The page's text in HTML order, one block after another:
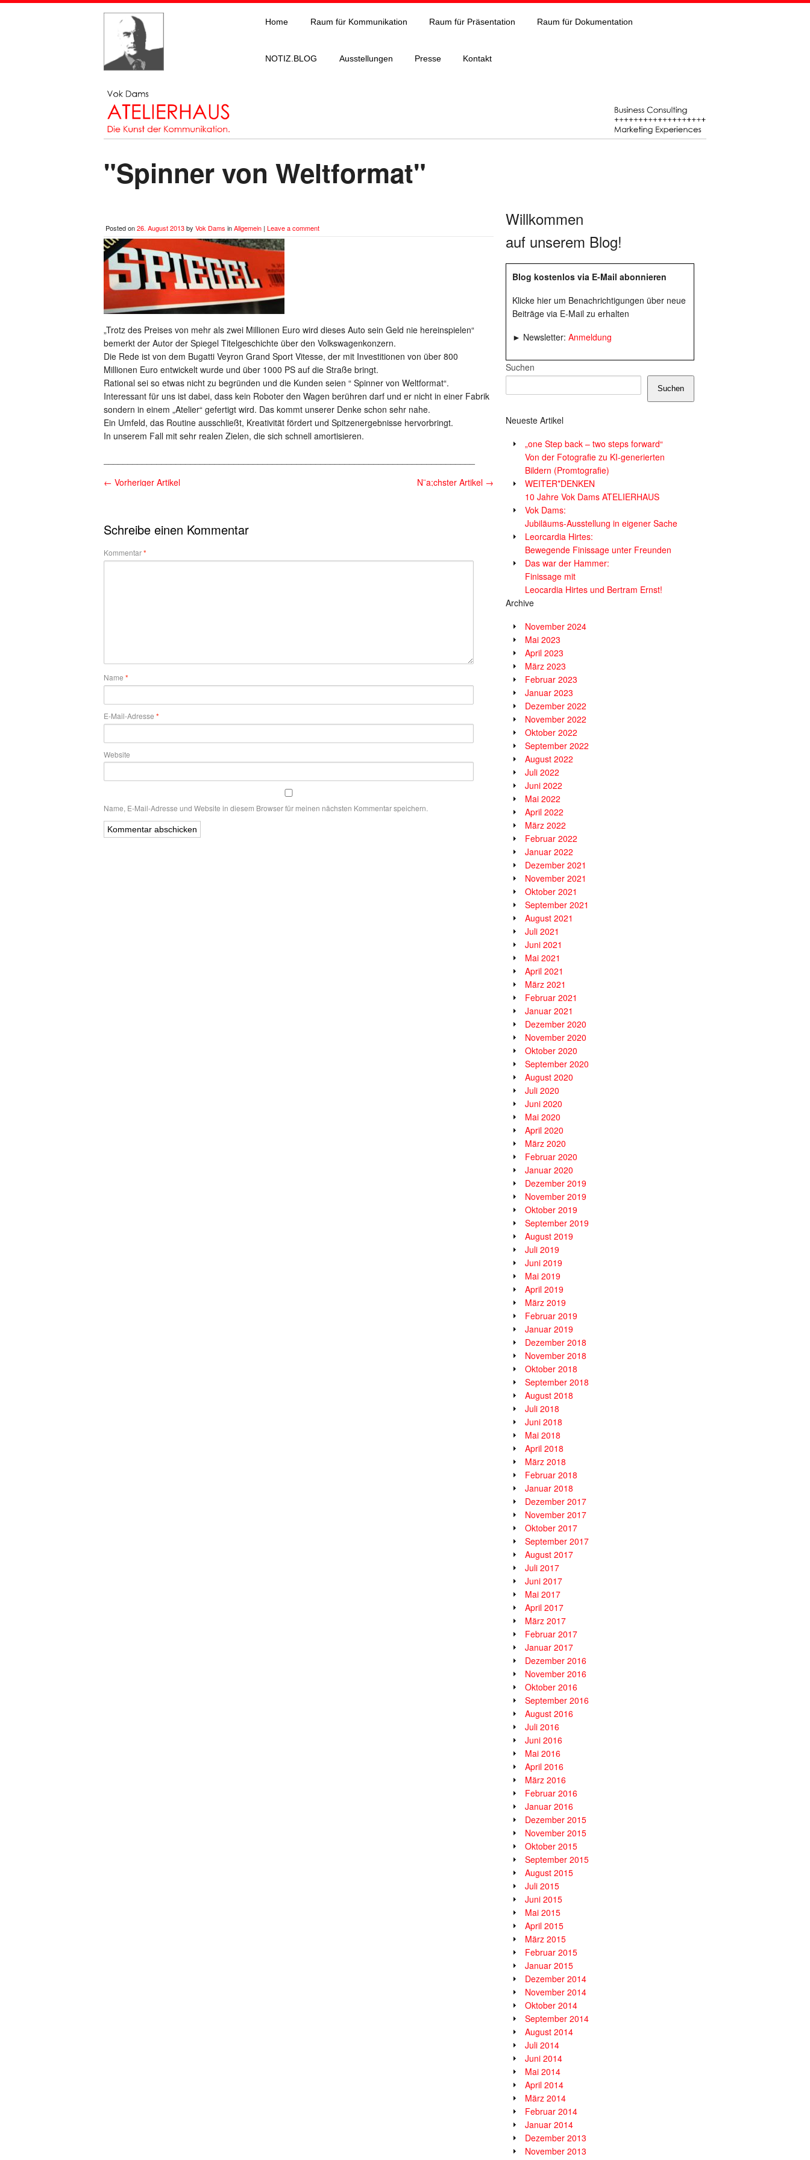
Home Raum für Kommunikation Raum für Präsentation Raum für Dokumentation
NOTIZ.BLOG Ausstellungen Presse Kontakt
"Spinner von Weltformat"
Posted on26. August 2013by Vok Dams inAllgemein | Leave a comment
„Trotz des Preises von mehr als zwei Millionen Euro wird dieses Auto sein Geld nie hereinspielen“
bemerkt der Autor der Spiegel Titelgeschichte über den Volkswagenkonzern.
Die Rede ist von dem Bugatti Veyron Grand Sport Vitesse, der mit Investitionen von über 800
Millionen Euro entwickelt wurde und über 1000 PS auf die Straße bringt.
Rational sei so etwas nicht zu begründen und die Kunden seien “ Spinner von Weltformat“.
Interessant für uns ist dabei, dass kein Roboter den Wagen berühren darf und er nicht in einer Fabrik
sondern in einem „Atelier“ gefertigt wird. Das kommt unserer Denke schon sehr nahe.
Ein Umfeld, das Routine ausschließt, Kreativität fördert und Spitzenergebnisse hervorbringt.
In unserem Fall mit sehr realen Zielen, die sich schnell amortisieren.
← Vorheriger Artikel N¨a;chster Artikel →
Schreibe einen Kommentar
Kommentar*
Name *
E-Mail-Adresse *
Website
Name, E-Mail-Adresse und Website in diesem Browser für meinen nächsten Kommentar speichern.
Willkommen
auf unserem Blog!
Blog kostenlos via E-Mail abonnieren
Klicke hier um Benachrichtigungen über neue
Beiträge via E-Mail zu erhalten
► Newsletter: Anmeldung
Suchen
Suchen
Neueste Artikel
„one Step back – two steps forward“
Von der Fotografie zu KI-generierten
Bildern (Promtografie)
WEITER*DENKEN
10 Jahre Vok Dams ATELIERHAUS
Vok Dams:
Jubiläums-Ausstellung in eigener Sache
Leorcardia Hirtes:
Bewegende Finissage unter Freunden
Das war der Hammer:
Finissage mit
Leocardia Hirtes und Bertram Ernst!
Archive
November 2024
Mai 2023
April 2023
März 2023
Februar 2023
Januar 2023
Dezember 2022
November 2022
Oktober 2022
September 2022
August 2022
Juli 2022
Juni 2022
Mai 2022
April 2022
März 2022
Februar 2022
Januar 2022
Dezember 2021
November 2021
Oktober 2021
September 2021
August 2021
Juli 2021
Juni 2021
Mai 2021
April 2021
März 2021
Februar 2021
Januar 2021
Dezember 2020
November 2020
Oktober 2020
September 2020
August 2020
Juli 2020
Juni 2020
Mai 2020
April 2020
März 2020
Februar 2020
Januar 2020
Dezember 2019
November 2019
Oktober 2019
September 2019
August 2019
Juli 2019
Juni 2019
Mai 2019
April 2019
März 2019
Februar 2019
Januar 2019
Dezember 2018
November 2018
Oktober 2018
September 2018
August 2018
Juli 2018
Juni 2018
Mai 2018
April 2018
März 2018
Februar 2018
Januar 2018
Dezember 2017
November 2017
Oktober 2017
September 2017
August 2017
Juli 2017
Juni 2017
Mai 2017
April 2017
März 2017
Februar 2017
Januar 2017
Dezember 2016
November 2016
Oktober 2016
September 2016
August 2016
Juli 2016
Juni 2016
Mai 2016
April 2016
März 2016
Februar 2016
Januar 2016
Dezember 2015
November 2015
Oktober 2015
September 2015
August 2015
Juli 2015
Juni 2015
Mai 2015
April 2015
März 2015
Februar 2015
Januar 2015
Dezember 2014
November 2014
Oktober 2014
September 2014
August 2014
Juli 2014
Juni 2014
Mai 2014
April 2014
März 2014
Februar 2014
Januar 2014
Dezember 2013
November 2013